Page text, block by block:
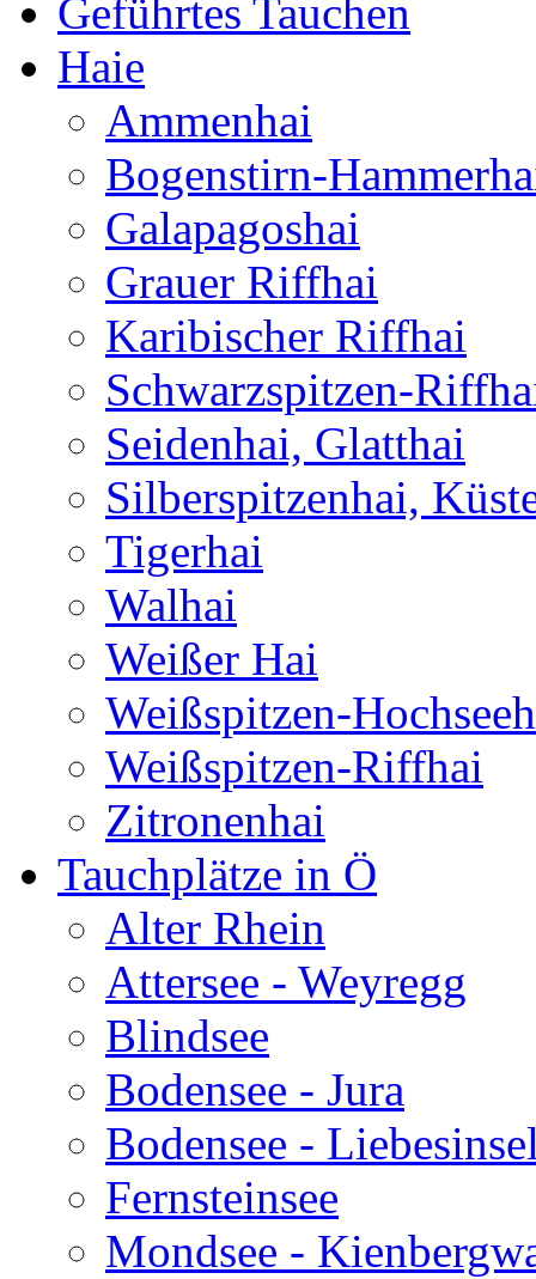
Geführtes Tauchen
Haie
Ammenhai
Bogenstirn-
Galapagoshai
Grauer Riffhai
Karibischer Riffhai
Schwarzspitzen-
Seidenhai, Glatthai
Silberspitzenhai,
Tigerhai
Walhai
Weißer Hai
Weißspitzen-
Weißspitzen-Riffhai
Zitronenhai
Tauchplätze in Ö
Alter Rhein
Attersee - Weyregg
Blindsee
Bodensee - Jura
Bodensee -
Fernsteinsee
Mondsee -